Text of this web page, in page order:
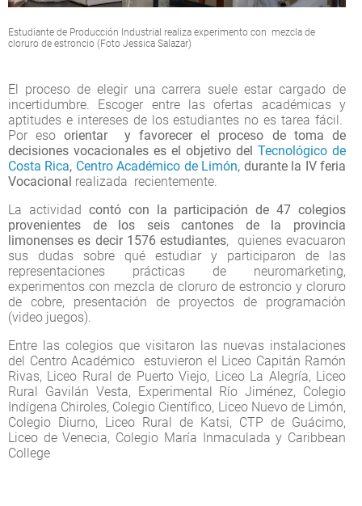
Estudiante de Producción Industrial realiza experimento con mezcla de
cloruro de estroncio (Foto Jessica Salazar)
El proceso de elegir una carrera suele estar cargado de
incertidumbre. Escoger entre las ofertas académicas y
aptitudes e intereses de los estudiantes no es tarea fácil.
Por esoorientar y favorecer el proceso de toma de
decisiones vocacionales es el objetivo del Tecnológico de
Costa Rica, Centro Académico de Limón, durante la IV feria
Vocacional realizada recientemente.
La actividad contó con la participación de 47 colegios
provenientes de los seis cantones de la provincia
limonenses es decir 1576 estudiantes, quienes evacuaron
sus dudas sobre qué estudiar y participaron de las
representaciones prácticas de neuromarketing,
experimentos con mezcla de cloruro de estroncio y cloruro
de cobre, presentación de proyectos de programación
(video juegos).
Entre las colegios que visitaron las nuevas instalaciones
del Centro Académico estuvieron el Liceo Capitán Ramón
Rivas, Liceo Rural de Puerto Viejo, Liceo La Alegría, Liceo
Rural Gavilán Vesta, Experimental Río Jiménez, Colegio
Indígena Chiroles, Colegio Científico, Liceo Nuevo de Limón,
Colegio Diurno, Liceo Rural de Katsi, CTP de Guácimo,
Liceo de Venecia, Colegio María Inmaculada y Caribbean
College